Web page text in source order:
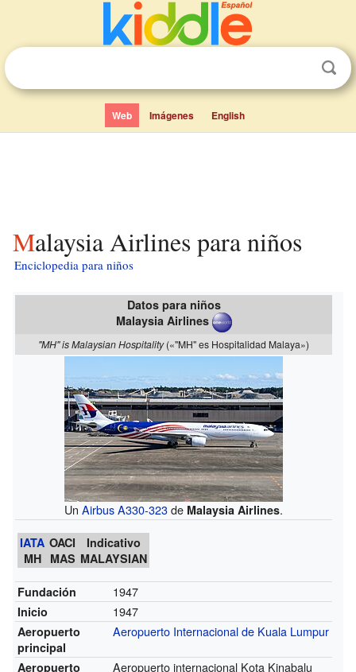
Web Imágenes English
Malaysia Airlines para niños
Enciclopedia para niños
Datos para niños
Malaysia Airlines
"MH" is Malaysian Hospitality(«"MH" es Hospitalidad Malaya»)
UnAirbus A330-323de Malaysia Airlines.
IATA
MH
OACI
MAS
Indicativo
MALAYSIAN
Fundación 1947
Inicio 1947
Aeropuerto
principal
Aeropuerto Internacional de Kuala Lumpur
Aeropuerto
Aeropuerto internacional Kota Kinabalu